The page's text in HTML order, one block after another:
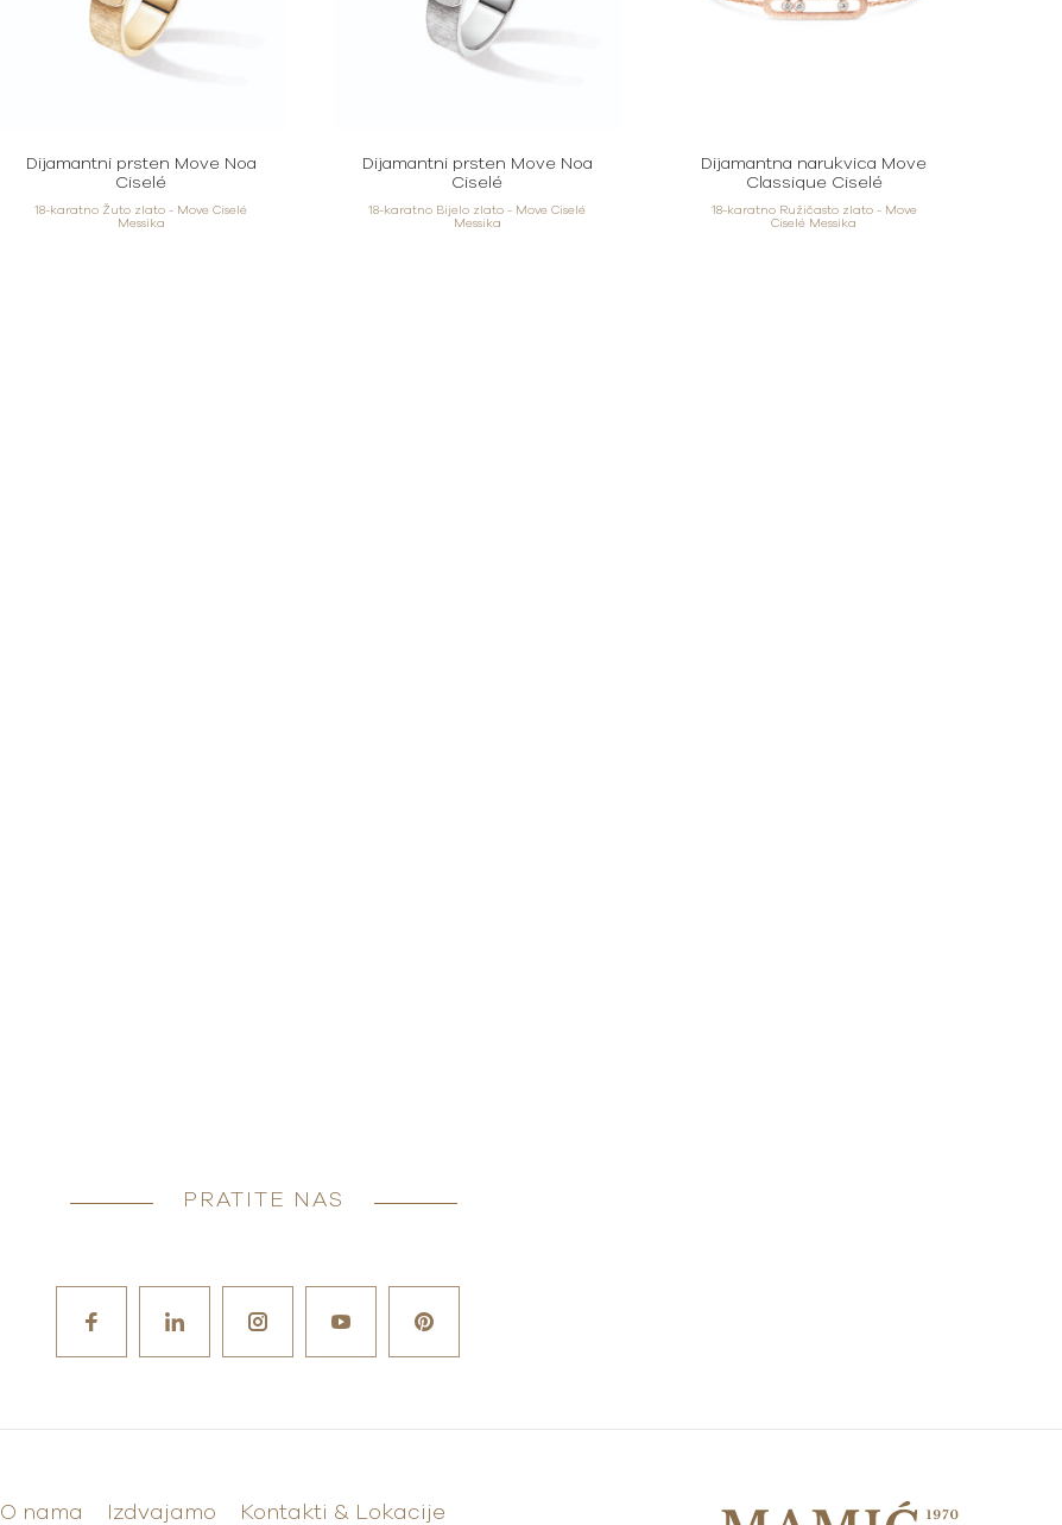
Dijamantni prsten Move Noa
Ciselé
18-karatno Žuto zlato - Move Ciselé
Messika
Dijamantni prsten Move Noa
Ciselé
18-karatno Bijelo zlato - Move Ciselé
Messika
Dijamantna narukvica Move
Classique Ciselé
18-karatno Ružičasto zlato - Move
Ciselé Messika
PRATITE NAS
O nama Izdvajamo Kontakti & Lokacije